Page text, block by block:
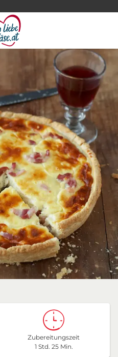
Zubereitungszeit
1 Std. 25 Min.